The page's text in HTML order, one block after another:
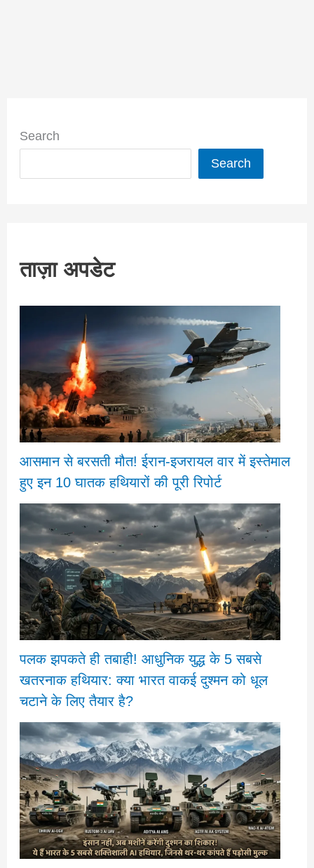
Search
Search
ताज़ा अपडेट
आसमान से बरसती मौत! ईरान-इजरायल वार में इस्तेमाल
हुए इन 10 घातक हथियारों की पूरी रिपोर्ट
पलक झपकते ही तबाही! आधुनिक युद्ध के 5 सबसे
खतरनाक हथियार: क्या भारत वाकई दुश्मन को धूल
चटाने के लिए तैयार है?